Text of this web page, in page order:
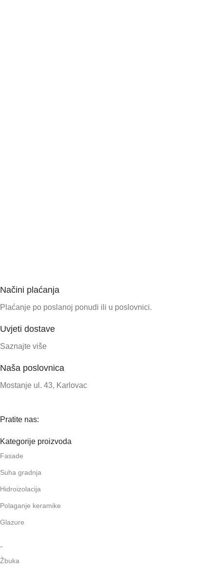
Načini plaćanja
Plaćanje po poslanoj ponudi ili u poslovnici.
Uvjeti dostave
Saznajte više
Naša poslovnica
Mostanje ul. 43, Karlovac
Pratite nas:
Kategorije proizvoda
Fasade
Suha gradnja
Hidroizolacija
Polaganje keramike
Glazure
-
Žbuka